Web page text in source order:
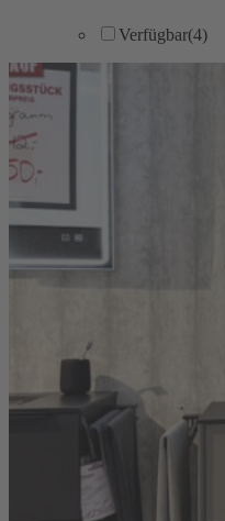
Verfügbar(4)